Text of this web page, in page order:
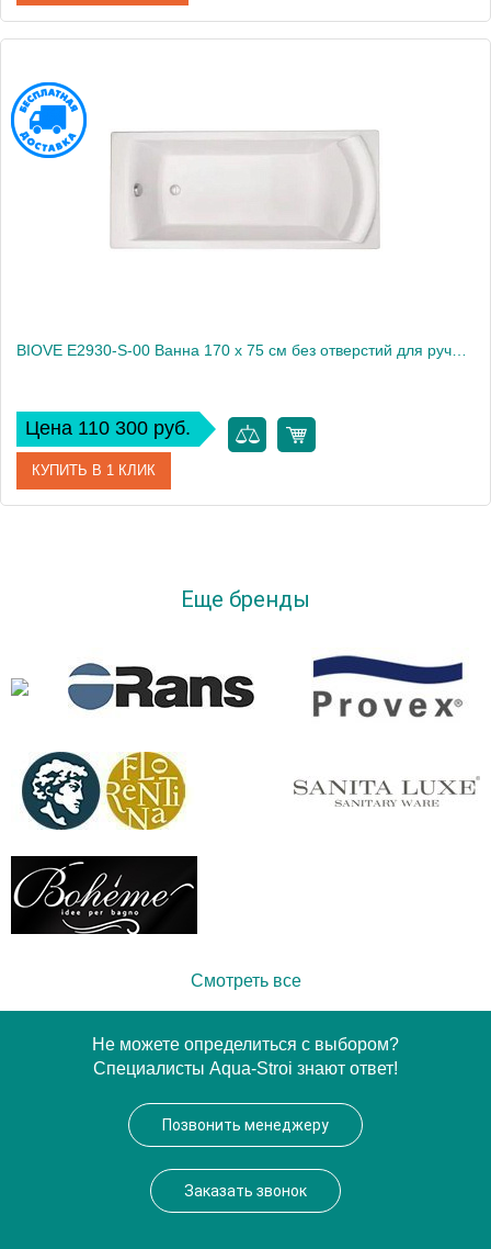
Производитель
Высота, см
Цена 110 300 руб.
КУПИТЬ В 1 КЛИК
120
Еще бренды
Смотреть все
Не можете определиться с выбором?
Специалисты Aqua-Stroi знают ответ!
Позвонить менеджеру
Заказать звонок